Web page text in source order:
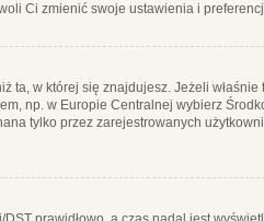
Ci zmienić swoje ustawienia i
ta, w której się znajdujesz. Jeżeli
np. w Europie Centralnej wybierz
tylko przez zarejestrowanych